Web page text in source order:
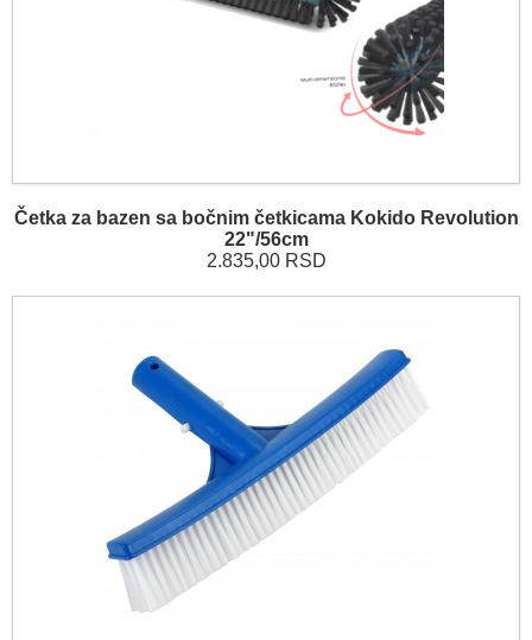
Četka za bazen sa bočnim četkicama Kokido Revolution
22"/56cm
2.835,00 RSD